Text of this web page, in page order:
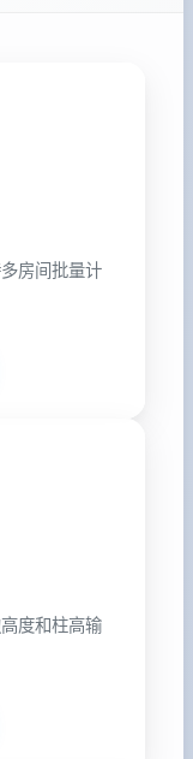
房间批量计
度和柱高输